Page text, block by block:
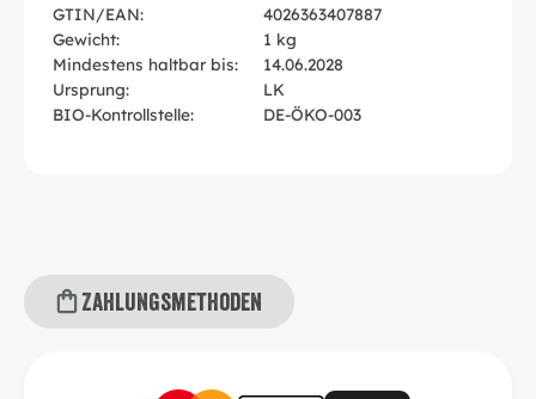
GTIN/EAN:
4026363407887
Gewicht:
1 kg
Mindestens haltbar bis:
14.06.2028
Ursprung:
LK
BIO-Kontrollstelle:
DE-ÖKO-003
Zahlungsmethoden